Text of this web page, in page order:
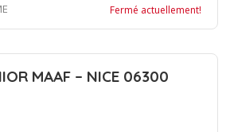
Fermé actuellement!
MAAF – NICE 06300